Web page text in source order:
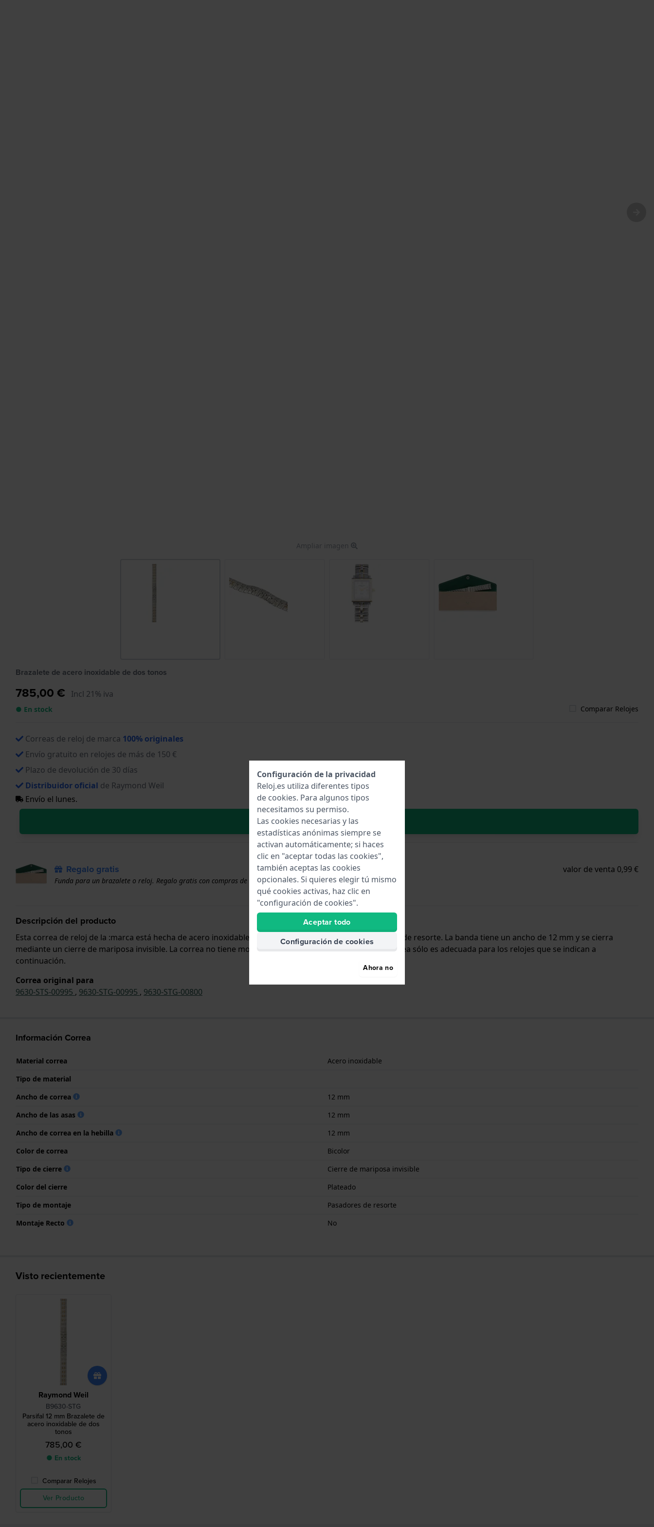
Ampliar imagen
Brazalete de acero inoxidable de dos tonos
785,00 € Incl 21% iva
● En stock Comparar Relojes
Correas de reloj de marca 100% originales
Envío gratuito en relojes de más de 150 €
Plazo de devolución de 30 días
Distribuidor oficial de Raymond Weil
Envío el lunes.
Añadir al carrito
Regalo gratis valor de venta 0,99 €
Funda para un brazalete o reloj. Regalo gratis con compras de correas superiores a 50 €
Descripción del producto
Esta correa de reloj de la :marca está hecha de acero inoxidable y se adjunta al reloj mediante pasadores de resorte. La banda tiene un ancho de 12 mm y se cierra
mediante un cierre de mariposa invisible. La correa no tiene montura recta, lo que significa que esta correa sólo es adecuada para los relojes que se indican a
continuación.
Correa original para
9630-STS-00995 , 9630-STG-00995 , 9630-STG-00800
Información Correa
Material correa
Acero inoxidable
Tipo de material
Ancho de correa
12 mm
Ancho de las asas
12 mm
Ancho de correa en la hebilla
12 mm
Color de correa
Bicolor
Tipo de cierre
Cierre de mariposa invisible
Color del cierre
Plateado
Tipo de montaje
Pasadores de resorte
Montaje Recto
No
Visto recientemente
Raymond Weil
B9630-STG
Parsifal 12 mm Brazalete de
acero inoxidable de dos
tonos
785,00 €
● En stock
Comparar Relojes
Ver Producto
Configuración de la privacidad
Reloj.es utiliza diferentes tipos
de cookies. Para algunos tipos
necesitamos su permiso.
Las cookies necesarias y las
estadísticas anónimas siempre se
activan automáticamente; si haces
clic en "aceptar todas las cookies",
también aceptas las cookies
opcionales. Si quieres elegir tú mismo
qué cookies activas, haz clic en
"configuración de cookies".
Aceptar todo
Configuración de cookies
Ahora no